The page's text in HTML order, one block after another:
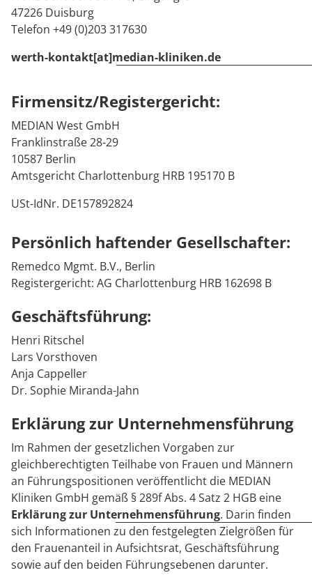
Anreise
Kinder-und Jugendreha
Geriatrie
Gynäkologie
HTS & Cochlea
Long Covid
Onkologie
Pneumologie
Rheumatologie
Prävention
Qualität & Expertise
Energiepolitik
Kosten & Kostenträger
Reha Checkliste
Zuweiser
Über MEDIAN
Kooperationen
Presse
Blog
Karriere
47226 Duisburg
Telefon +49 (0)203 317630
werth-kontakt[at]median-kliniken.de
Firmensitz/Registergericht:
MEDIAN West GmbH
Franklinstraße 28-29
10587 Berlin
Amtsgericht Charlottenburg HRB 195170 B
USt-IdNr. DE157892824
Persönlich haftender Gesellschafter:
Remedco Mgmt. B.V., Berlin
Registergericht: AG Charlottenburg HRB 162698 B
Geschäftsführung:
Henri Ritschel
Lars Vorsthoven
Anja Cappeller
Dr. Sophie Miranda-Jahn
Erklärung zur Unternehmensführung
Im Rahmen der gesetzlichen Vorgaben zur
gleichberechtigten Teilhabe von Frauen und Männern
an Führungspositionen veröffentlicht die MEDIAN
Kliniken GmbH gemäß § 289f Abs. 4 Satz 2 HGB eine
Erklärung zur Unternehmensführung. Darin finden
sich Informationen zu den festgelegten Zielgrößen für
den Frauenanteil in Aufsichtsrat, Geschäftsführung
sowie auf den beiden Führungsebenen darunter.